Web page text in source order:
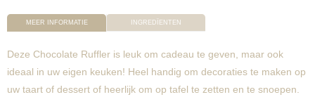
MEER INFORMATIE INGREDÏENTEN
Deze Chocolate Ruffler is leuk om cadeau te geven, maar ook
ideaal in uw eigen keuken! Heel handig om decoraties te maken op
uw taart of dessert of heerlijk om op tafel te zetten en te snoepen.